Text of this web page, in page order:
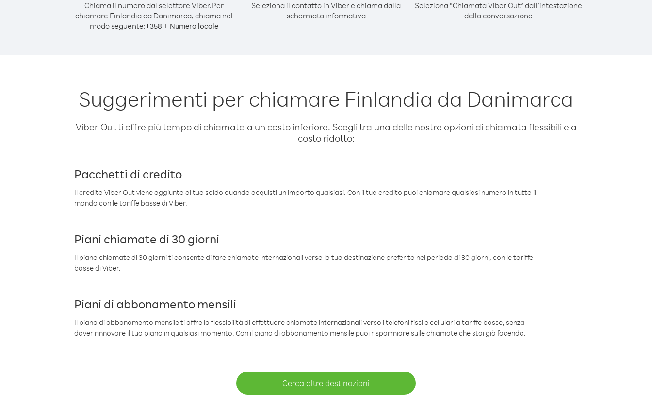
Chiama il numero dal selettore Viber.Per
chiamare Finlandia da Danimarca, chiama nel
modo seguente:+358 + Numero locale
Seleziona il contatto in Viber e chiama dalla
schermata informativa
Seleziona “Chiamata Viber Out” dall’intestazione
della conversazione
Suggerimenti per chiamare Finlandia da Danimarca
Viber Out ti offre più tempo di chiamata a un costo inferiore. Scegli tra una delle nostre opzioni di chiamata flessibili e a
costo ridotto:
Pacchetti di credito
Il credito Viber Out viene aggiunto al tuo saldo quando acquisti un importo qualsiasi. Con il tuo credito puoi chiamare qualsiasi numero in tutto il
mondo con le tariffe basse di Viber.
Piani chiamate di 30 giorni
Il piano chiamate di 30 giorni ti consente di fare chiamate internazionali verso la tua destinazione preferita nel periodo di 30 giorni, con le tariffe
basse di Viber.
Piani di abbonamento mensili
Il piano di abbonamento mensile ti offre la flessibilità di effettuare chiamate internazionali verso i telefoni fissi e cellulari a tariffe basse, senza
dover rinnovare il tuo piano in qualsiasi momento. Con il piano di abbonamento mensile puoi risparmiare sulle chiamate che stai già facendo.
Cerca altre destinazioni